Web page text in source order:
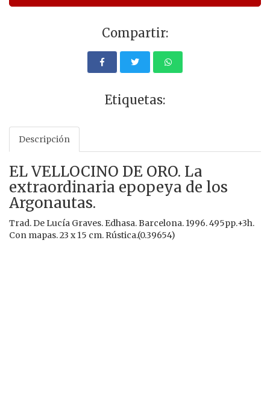
Compartir:
Etiquetas:
Descripción
EL VELLOCINO DE ORO. La
extraordinaria epopeya de los
Argonautas.
Trad. De Lucía Graves. Edhasa. Barcelona. 1996. 495pp.+3h.
Con mapas. 23 x 15 cm. Rústica.(0.39654)